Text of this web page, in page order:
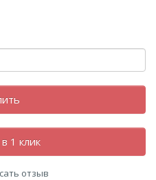
1 клик
отзыв